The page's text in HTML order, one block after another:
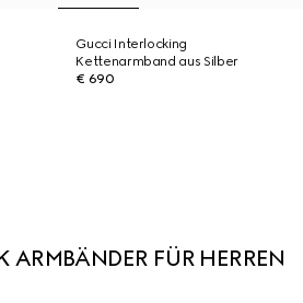
Gucci Interlocking
Kettenarmband aus Silber
€ 690
ARMBÄNDER FÜR HERREN